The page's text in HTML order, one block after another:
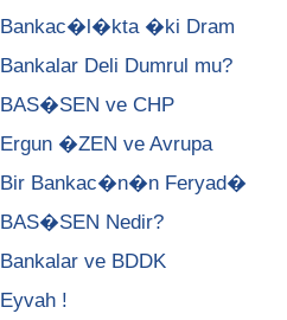
Bankac�l�kta �ki Dram
Bankalar Deli Dumrul mu?
BAS�SEN ve CHP
Ergun �ZEN ve Avrupa
Bir Bankac�n�n Feryad�
BAS�SEN Nedir?
Bankalar ve BDDK
Eyvah !